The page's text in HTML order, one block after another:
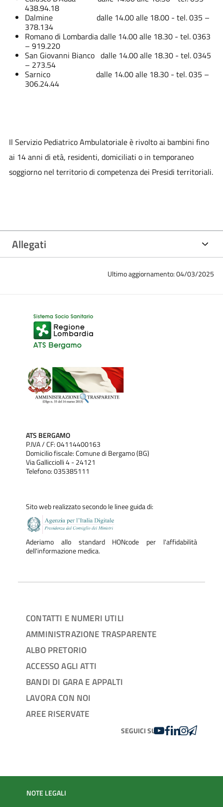
438.94.18
Dalmine dalle 14.00 alle 18.00 - tel. 035 –
378.134
Romano di Lombardia dalle 14.00 alle 18.30 - tel. 0363
– 919.220
San Giovanni Bianco dalle 14.00 alle 18.30 - tel. 0345
– 273.54
Sarnico dalle 14.00 alle 18.30 - tel. 035 –
306.24.44
Il Servizio Pediatrico Ambulatoriale è rivolto ai bambini fino
ai 14 anni di età, residenti, domiciliati o in temporaneo
soggiorno nel territorio di competenza dei Presidi territoriali.
Allegati
Ultimo aggiornamento: 04/03/2025
ATS BERGAMO
P.IVA / CF: 04114400163
Domicilio fiscale: Comune di Bergamo (BG)
Via Gallicciolli 4 - 24121
Telefono: 035385111
Sito web realizzato secondo le linee guida di:
Aderiamo allo standard HONcode per l'affidabilità
dell'informazione medica.
CONTATTI E NUMERI UTILI
AMMINISTRAZIONE TRASPARENTE
ALBO PRETORIO
ACCESSO AGLI ATTI
BANDI DI GARA E APPALTI
LAVORA CON NOI
AREE RISERVATE
SEGUICI SUYOUTUBE
FACEBOOK
LINKEDIN
INSTAGRAM
NOTE LEGALI